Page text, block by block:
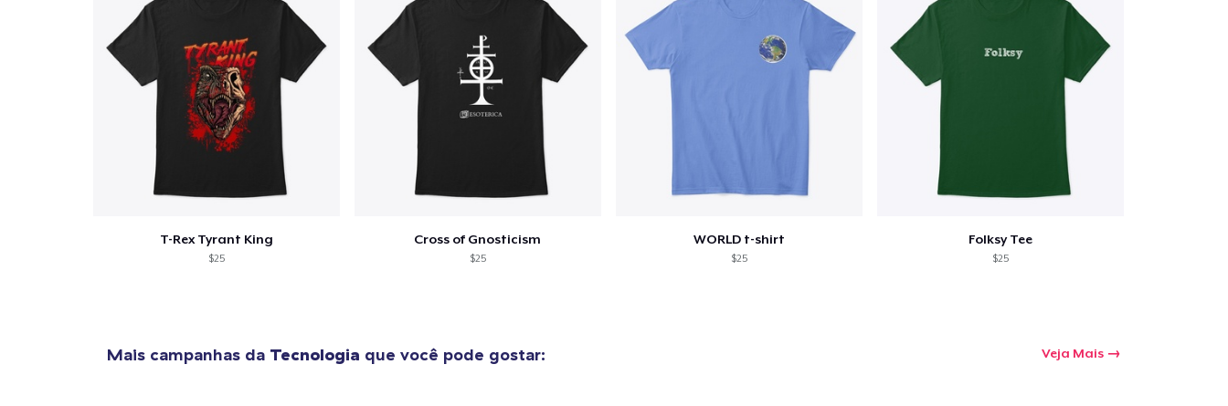
T-Rex Tyrant King
$25
Cross of Gnosticism
$25
WORLD t-shirt
$25
Folksy Tee
$25
Mais campanhas da Tecnologia que você pode gostar: Veja Mais